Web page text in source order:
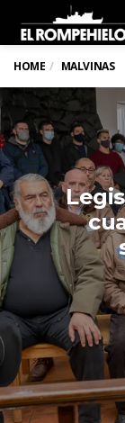
HOME MALVINAS